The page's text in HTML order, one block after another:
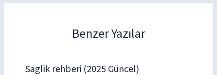
Benzer Yazılar
Saglik rehberi (2025 Güncel)